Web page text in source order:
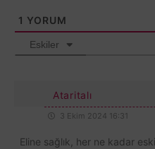
1 YORUM
Eskiler
Ataritalı
3 Ekim 2024 16:31
Eline sağlık, her ne kadar